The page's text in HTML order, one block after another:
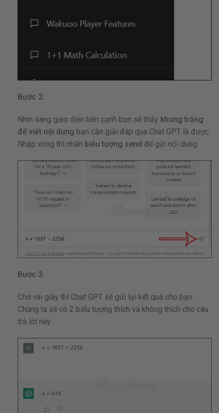
Bước 2:
Nhìn sang giao diện bên cạnh bạn sẽ thấy khung trắng
để viết nội dung bạn cần giải đáp qua Chat GPT là được.
Nhập xong thì nhấn biểu tượng send để gửi nội dung.
Bước 3:
Chờ vài giây thì Chat GPT sẽ gửi lại kết quả cho bạn.
Chúng ta sẽ có 2 biểu tượng thích và không thích cho câu
trả lời này.